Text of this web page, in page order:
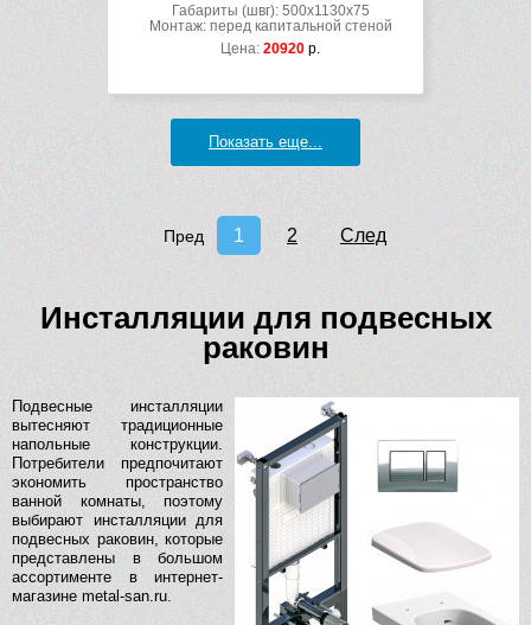
Габариты (швг): 500x1130x75
Монтаж: перед капитальной стеной
Цена: 20920 р.
Показать еще...
Пред 1 2 След
Инсталляции для подвесных
раковин
Подвесные инсталляции
вытесняют традиционные
напольные конструкции.
Потребители предпочитают
экономить пространство
ванной комнаты, поэтому
выбирают инсталляции для
подвесных раковин, которые
представлены в большом
ассортименте в интернет-
магазине metal-san.ru.